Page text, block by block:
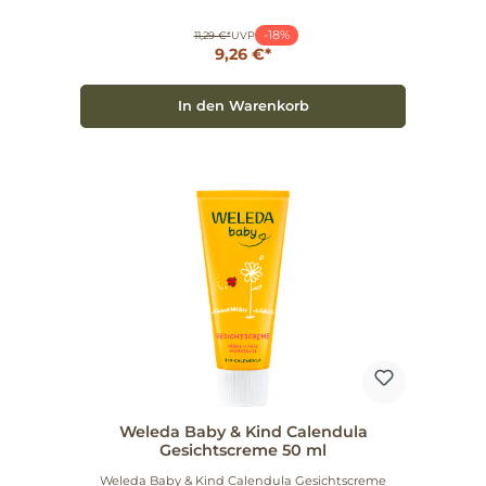
Verspannungen. Aromatische Entspannung Der
belebende Duft von Rosmarin und Lavendel wirkt
ausgleichend und sorgt für ein entspannendes
Anwendungstipps Für optimale Ergebnisse das Öl
auf trockene Haut auftragen, damit es nicht zu
Körper verdient. Das Weleda Arnika Massageöl ist
nicht nur ein Pflegeprodukt, sondern ein Erlebnis
für Körper und Seele. Vertraue auf die Qualität von
Weleda – im Einklang mit Mensch und Natur.
11,29 €*UVP -18%
9,26 €*
In den Warenkorb
Weleda Baby & Kind Calendula
Gesichtscreme 50 ml
Weleda Baby & Kind Calendula Gesichtscreme